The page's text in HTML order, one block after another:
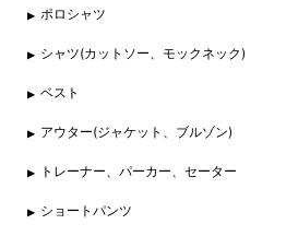
ポロシャツ
シャツ(カットソー、モックネック)
ベスト
アウター(ジャケット、ブルゾン)
トレーナー、パーカー、セーター
ショートパンツ